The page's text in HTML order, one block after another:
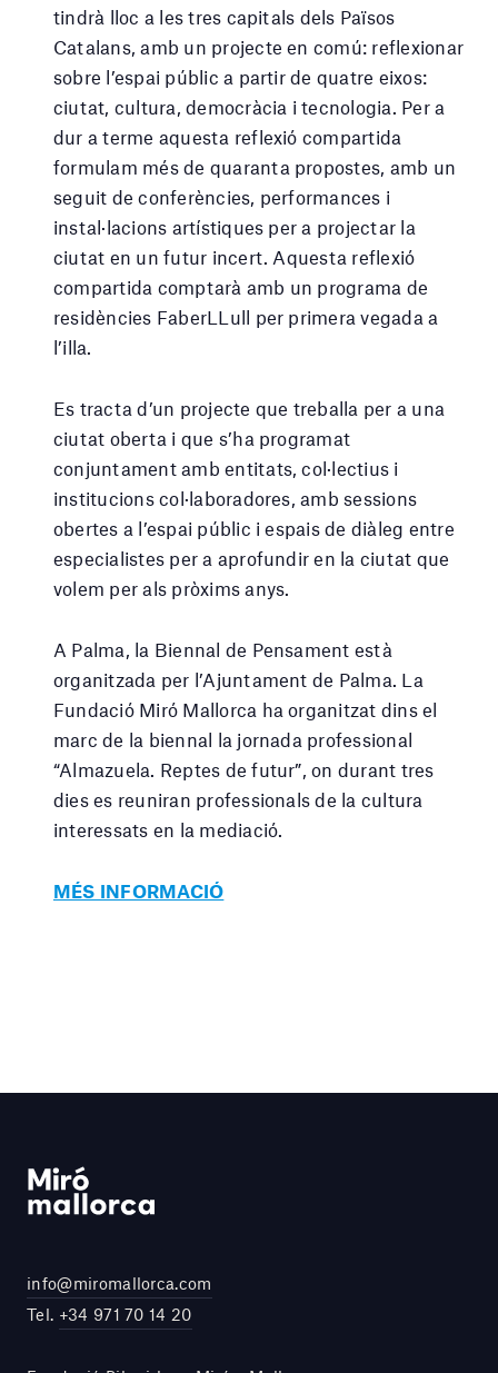
tindrà lloc a les tres capitals dels Països
Catalans, amb un projecte en comú: reflexionar
sobre l’espai públic a partir de quatre eixos:
ciutat, cultura, democràcia i tecnologia. Per a
dur a terme aquesta reflexió compartida
formulam més de quaranta propostes, amb un
seguit de conferències, performances i
instal·lacions artístiques per a projectar la
ciutat en un futur incert. Aquesta reflexió
compartida comptarà amb un programa de
residències FaberLLull per primera vegada a
l’illa.
Es tracta d’un projecte que treballa per a una
ciutat oberta i que s’ha programat
conjuntament amb entitats, col·lectius i
institucions col·laboradores, amb sessions
obertes a l’espai públic i espais de diàleg entre
especialistes per a aprofundir en la ciutat que
volem per als pròxims anys.
A Palma, la Biennal de Pensament està
organitzada per l’Ajuntament de Palma. La
Fundació Miró Mallorca ha organitzat dins el
marc de la biennal la jornada professional
“Almazuela. Reptes de futur”, on durant tres
dies es reuniran professionals de la cultura
interessats en la mediació.
MÉS INFORMACIÓ
info@miromallorca.com
Tel. +34 971 70 14 20